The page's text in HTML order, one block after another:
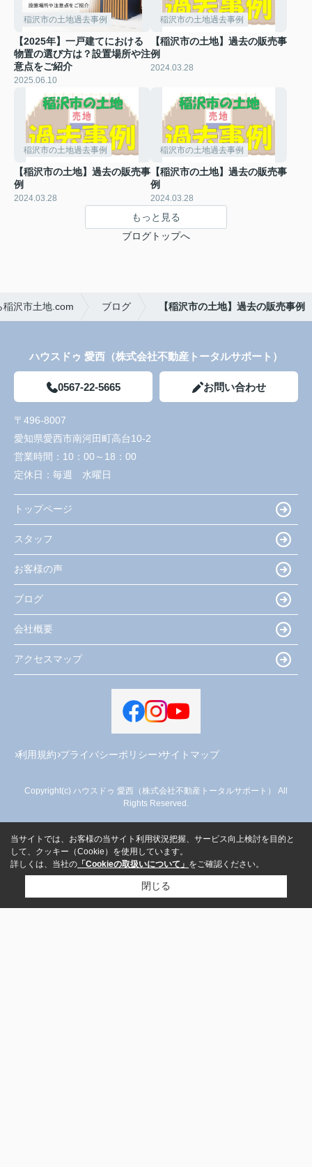
稲沢市の土地過去事例
【2025年】一戸建てにおける
物置の選び方は？設置場所や注
意点をご紹介
2025.06.10
稲沢市の土地過去事例
【稲沢市の土地】過去の販売事
例
2024.03.28
稲沢市の土地過去事例
【稲沢市の土地】過去の販売事
例
2024.03.28
稲沢市の土地過去事例
【稲沢市の土地】過去の販売事
例
2024.03.28
もっと見る
ブログトップへ
沢市土地.com ブログ 【稲沢市の土地】過去の販売事例
ハウスドゥ 愛西（株式会社不動産トータルサポート）
0567-22-5665 お問い合わせ
〒496-8007
愛知県愛西市南河田町高台10-2
営業時間： 10：00～18：00
定休日： 毎週 水曜日
トップページ
スタッフ
お客様の声
ブログ
会社概要
アクセスマップ
利用規約 プライバシーポリシー サイトマップ
Copyright(c) ハウスドゥ 愛西（株式会社不動産トータルサポート） All
Rights Reserved.
当サイトでは、お客様の当サイト利用状況把握、サービス向上検討を目的と
して、クッキー（Cookie）を使用しています。
詳しくは、当社の 「Cookieの取扱いについて」 をご確認ください。
閉じる